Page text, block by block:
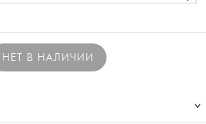
НЕТ В НАЛИЧИИ